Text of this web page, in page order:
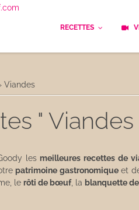
RECETTES
Le Pain
Apéritifs
Entrées
Viandes
" Viandes
les meilleures recettes de
patrimoine gastronomique et
le rôti de bœuf, la blanquette